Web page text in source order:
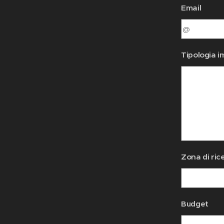
Email
Tipologia
Zona di
Budget